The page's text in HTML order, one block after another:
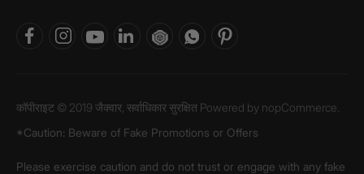
कॉपीराइट © 2019 जैक्वार, सर्वाधिकार सुरक्षित Powered by nopCommerce.
*Caution: Beware of Fake Promotions or Offers
Please exercise caution and do not trust or engage with any fake